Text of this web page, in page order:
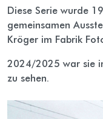
Diese Serie wurde
gemeinsamen
Kröger im Fabrik
2024/2025 war sie
zu sehen.